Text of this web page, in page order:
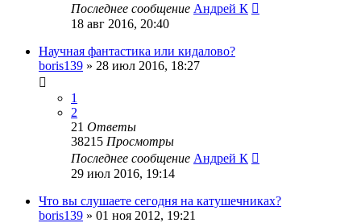
Последнее сообщение Андрей К
18 авг 2016, 20:40
Научная фантастика или кидалово?
boris139 » 28 июл 2016, 18:27
1
2
21 Ответы
38215 Просмотры
Последнее сообщение Андрей К
29 июл 2016, 19:14
Что вы слушаете сегодня на катушечниках?
boris139 » 01 ноя 2012, 19:21